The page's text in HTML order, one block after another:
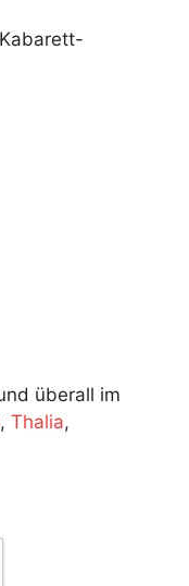
überall im
, Thalia,